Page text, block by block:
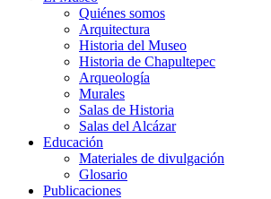
Quiénes somos
Arquitectura
Historia del Museo
Historia de Chapultepec
Arqueología
Murales
Salas de Historia
Salas del Alcázar
Educación
Materiales de divulgación
Glosario
Publicaciones